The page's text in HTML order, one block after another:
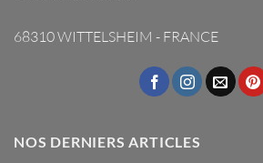
68310 WITTELSHEIM - FRANCE
NOS DERNIERS ARTICLES